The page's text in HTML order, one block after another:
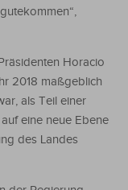
Horacio
2018 maßgeblich
als Teil einer
eine neue Ebene
des Landes